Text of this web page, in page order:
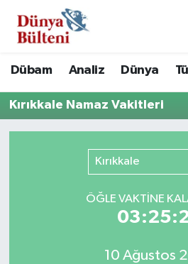
Dübam Analiz Dünya
Kırıkkale Namaz Vakitleri
Kırıkkale
ÖĞLE VAKTİNE
10 Ağustos
Hava Durumu
Trafik Durumu
Süper Lig Puan Durumu